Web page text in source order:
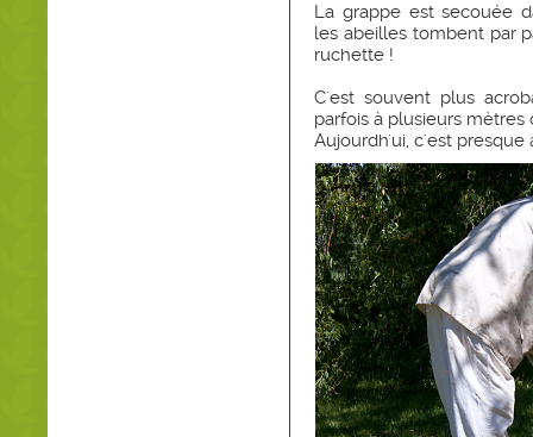
La grappe est secouée
les abeilles tombent par
ruchette !
C'est souvent plus
parfois à plusieurs mètres
Aujourdh'ui, c'est presque